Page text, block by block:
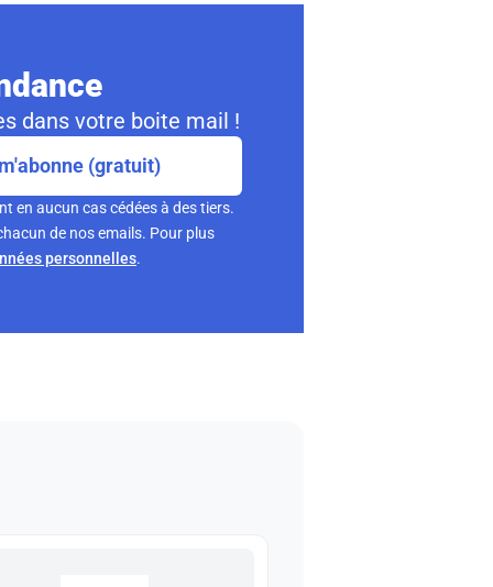
dans votre boite mail !
(gratuit)
en aucun cas cédées à des tiers.
de nos emails. Pour plus
personnelles.